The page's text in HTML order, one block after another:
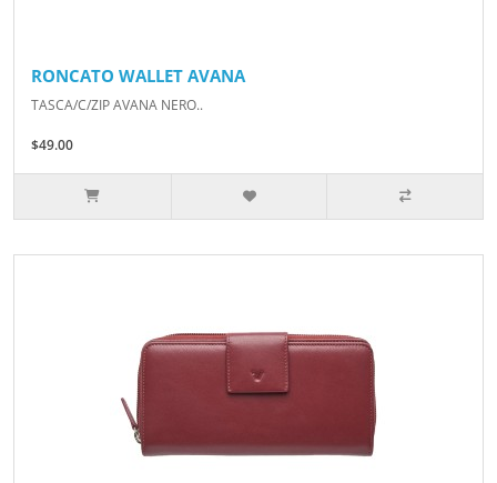
RONCATO WALLET AVANA
TASCA/C/ZIP AVANA NERO..
$49.00